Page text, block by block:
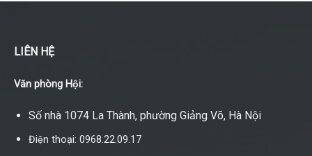
LIÊN HỆ
Văn phòng Hội:
Số nhà 1074 La Thành, phường Giảng Võ, Hà Nội
Điện thoại: 0968.22.09.17